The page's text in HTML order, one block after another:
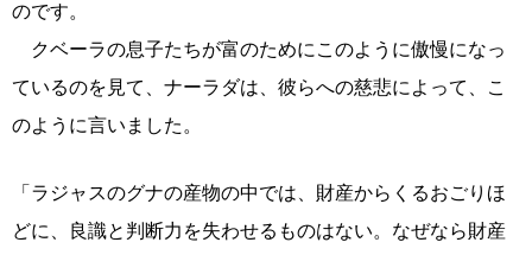
のです。
クベーラの息子たちが富のためにこのように傲慢になっ
ているのを見て、ナーラダは、彼らへの慈悲によって、こ
のように言いました。
「ラジャスのグナの産物の中では、財産からくるおごりほ
どに、良識と判断力を失わせるものはない。なぜなら財産